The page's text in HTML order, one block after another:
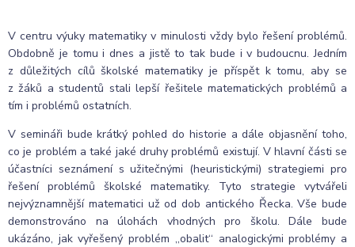
V centru výuky matematiky v minulosti vždy bylo řešení problémů.
Obdobně je tomu i dnes a jistě to tak bude i v budoucnu. Jedním
z důležitých cílů školské matematiky je příspět k tomu, aby se
z žáků a studentů stali lepší řešitele matematických problémů a
tím i problémů ostatních.
V semináři bude krátký pohled do historie a dále objasnění toho,
co je problém a také jaké druhy problémů existují. V hlavní části se
účastníci seznámení s užitečnými (heuristickými) strategiemi pro
řešení problémů školské matematiky. Tyto strategie vytvářeli
nejvýznamnější matematici už od dob antického Řecka. Vše bude
demonstrováno na úlohách vhodných pro školu. Dále bude
ukázáno, jak vyřešený problém „obalit“ analogickými problémy a